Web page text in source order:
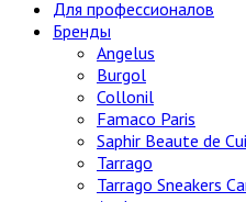
Для профессионалов
Бренды
Angelus
Burgol
Collonil
Famaco Paris
Saphir Beaute de
Tarrago
Tarrago Sneakers